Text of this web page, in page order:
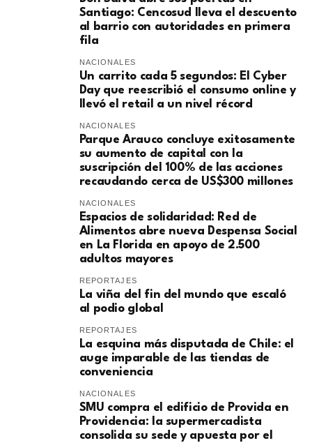
Santiago: Cencosud lleva el descuento
al barrio con autoridades en primera
fila
NACIONALES
Un carrito cada 5 segundos: El Cyber
Day que reescribió el consumo online y
llevó el retail a un nivel récord
NACIONALES
Parque Arauco concluye exitosamente
su aumento de capital con la
suscripción del 100% de las acciones
recaudando cerca de US$300 millones
NACIONALES
Espacios de solidaridad: Red de
Alimentos abre nueva Despensa Social
en La Florida en apoyo de 2.500
adultos mayores
REPORTAJES
La viña del fin del mundo que escaló
al podio global
REPORTAJES
La esquina más disputada de Chile: el
auge imparable de las tiendas de
conveniencia
NACIONALES
SMU compra el edificio de Provida en
Providencia: la supermercadista
consolida su sede y apuesta por el